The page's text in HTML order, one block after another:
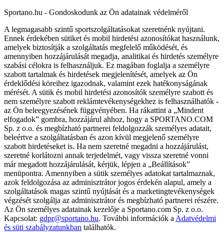
Sportano.hu - Gondoskodunk az Ön adatainak védelméről
A legmagasabb szintű sportszolgáltatásokat szeretnénk nyújtani.
Ennek érdekében sütiket és mobil hirdetési azonosítókat használunk,
amelyek biztosítják a szolgáltatás megfelelő működését, és
amennyiben hozzájárulását megadja, analitikai és hirdetés személyre
szabási célokra is felhasználjuk. Ez magában foglalja a személyre
szabott tartalmak és hirdetések megjelenítését, amelyek az Ön
érdeklődési köreihez igazodnak, valamint ezek hatékonyságának
mérését. A sütik és mobil hirdetési azonosítók személyre szabott és
nem személyre szabott reklámtevékenységekhez is felhasználhatók -
az Ön beleegyezésének függvényében. Ha rákattint a „Mindent
elfogadok” gombra, hozzájárul ahhoz, hogy a SPORTANO.COM
Sp. z o.o. és megbízható partnerei feldolgozzák személyes adatait,
beleértve a szolgáltatásban és azon kívül megjelenő személyre
szabott hirdetéseket is. Ha nem szeretné megadni a hozzájárulást,
szeretné korlátozni annak terjedelmét, vagy vissza szeretné vonni
már megadott hozzájárulását, kérjük, lépjen a „Beállítások”
menüpontra. Amennyiben a sütik személyes adatokat tartalmaznak,
azok feldolgozása az adminisztrátor jogos érdekén alapul, amely a
szolgáltatások magas szintű nyújtását és a marketingtevékenységek
végzését szolgálja az adminisztrátor és megbízható partnerei részére.
Az Ön személyes adatainak kezelője a Sportano.com Sp. z o.o.
Kapcsolat: gdpr@sportano.hu. További információk a Adatvédelmi
és süti szabályzatunkban találhatók.